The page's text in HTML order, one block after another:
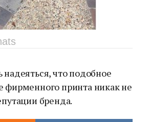
надеяться, что подобное
фирменного принта никак не
бренда.